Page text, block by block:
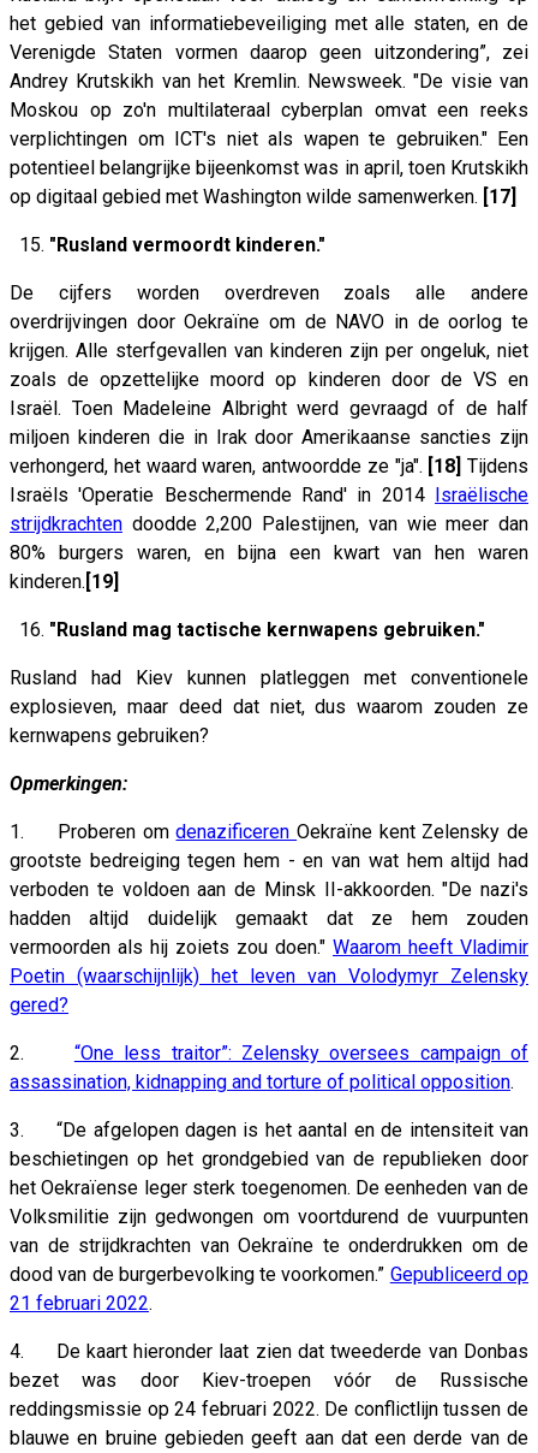
het gebied van informatiebeveiliging met alle staten, en de
Verenigde Staten vormen daarop geen uitzondering”, zei
Andrey Krutskikh van het Kremlin. Newsweek. "De visie van
Moskou op zo'n multilateraal cyberplan omvat een reeks
verplichtingen om ICT's niet als wapen te gebruiken." Een
potentieel belangrijke bijeenkomst was in april, toen Krutskikh
op digitaal gebied met Washington wilde samenwerken. [17]
15. "Rusland vermoordt kinderen."
De cijfers worden overdreven zoals alle andere
overdrijvingen door Oekraïne om de NAVO in de oorlog te
krijgen. Alle sterfgevallen van kinderen zijn per ongeluk, niet
zoals de opzettelijke moord op kinderen door de VS en
Israël. Toen Madeleine Albright werd gevraagd of de half
miljoen kinderen die in Irak door Amerikaanse sancties zijn
verhongerd, het waard waren, antwoordde ze "ja". [18] Tijdens
Israëls 'Operatie Beschermende Rand' in 2014 Israëlische
strijdkrachten doodde 2,200 Palestijnen, van wie meer dan
80% burgers waren, en bijna een kwart van hen waren
kinderen. [19]
16. "Rusland mag tactische kernwapens gebruiken."
Rusland had Kiev kunnen platleggen met conventionele
explosieven, maar deed dat niet, dus waarom zouden ze
kernwapens gebruiken?
Opmerkingen:
1. Proberen omdenazificerenOekraïne kent Zelensky de
grootste bedreiging tegen hem - en van wat hem altijd had
verboden te voldoen aan de Minsk II-akkoorden. "De nazi's
hadden altijd duidelijk gemaakt dat ze hem zouden
vermoorden als hij zoiets zou doen." Waarom heeft Vladimir
Poetin (waarschijnlijk) het leven van Volodymyr Zelensky
gered?
2. “One less traitor”: Zelensky oversees campaign of
assassination, kidnapping and torture of political opposition.
3. “De afgelopen dagen is het aantal en de intensiteit van
beschietingen op het grondgebied van de republieken door
het Oekraïense leger sterk toegenomen. De eenheden van de
Volksmilitie zijn gedwongen om voortdurend de vuurpunten
van de strijdkrachten van Oekraïne te onderdrukken om de
dood van de burgerbevolking te voorkomen.” Gepubliceerd op
21 februari 2022.
4. De kaart hieronder laat zien dat tweederde van Donbas
bezet was door Kiev-troepen vóór de Russische
reddingsmissie op 24 februari 2022. De conflictlijn tussen de
blauwe en bruine gebieden geeft aan dat een derde van de